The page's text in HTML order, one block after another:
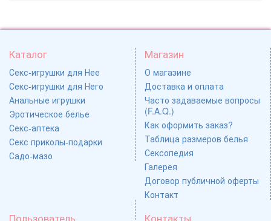
Каталог
Секс-игрушки для Нее
Секс-игрушки для Него
Анальные игрушки
Эротическое белье
Секс-аптека
Секс приколы-подарки
Садо-мазо
Магазин
О магазине
Доставка и оплата
Часто задаваемые вопросы
(F.A.Q.)
Как оформить заказ?
Таблица размеров белья
Сексопедия
Галерея
Договор публичной оферты
Контакт
Пользователь Контакты